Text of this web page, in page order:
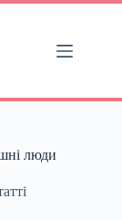
люди